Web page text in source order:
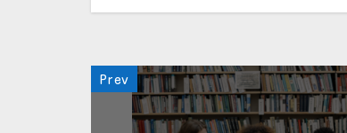
Prev